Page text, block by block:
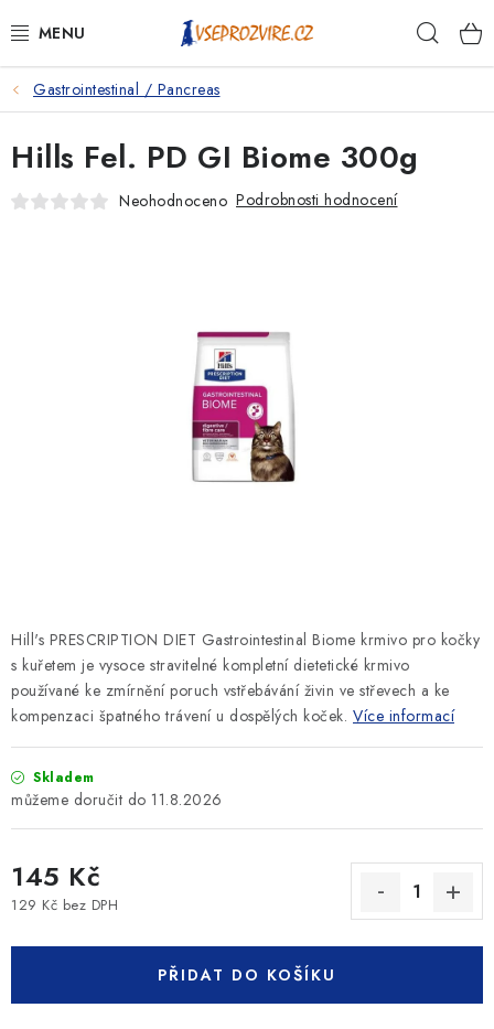
na
PSI
KOČKY
KONĚ
KRÁLÍCI/HLODAVCI/PTÁCI
Podmínky ochrany osobních údajů
Gastrointestinal / Pancreas
Hill's PRESCRIPTION DIET Gastrointestinal Biome krmivo pro kočky
s kuřetem je vysoce stravitelné kompletní dietetické krmivo
používané ke zmírnění poruch vstřebávání živin ve střevech a ke
kompenzaci špatného trávení u dospělých koček. Více informací
Skladem
11.8.2026
145 Kč
129 Kč bez DPH
PŘIDAT DO KOŠÍKU
Hills Fel. PD GI Biome 300g
Neohodnoceno Podrobnosti hodnocení